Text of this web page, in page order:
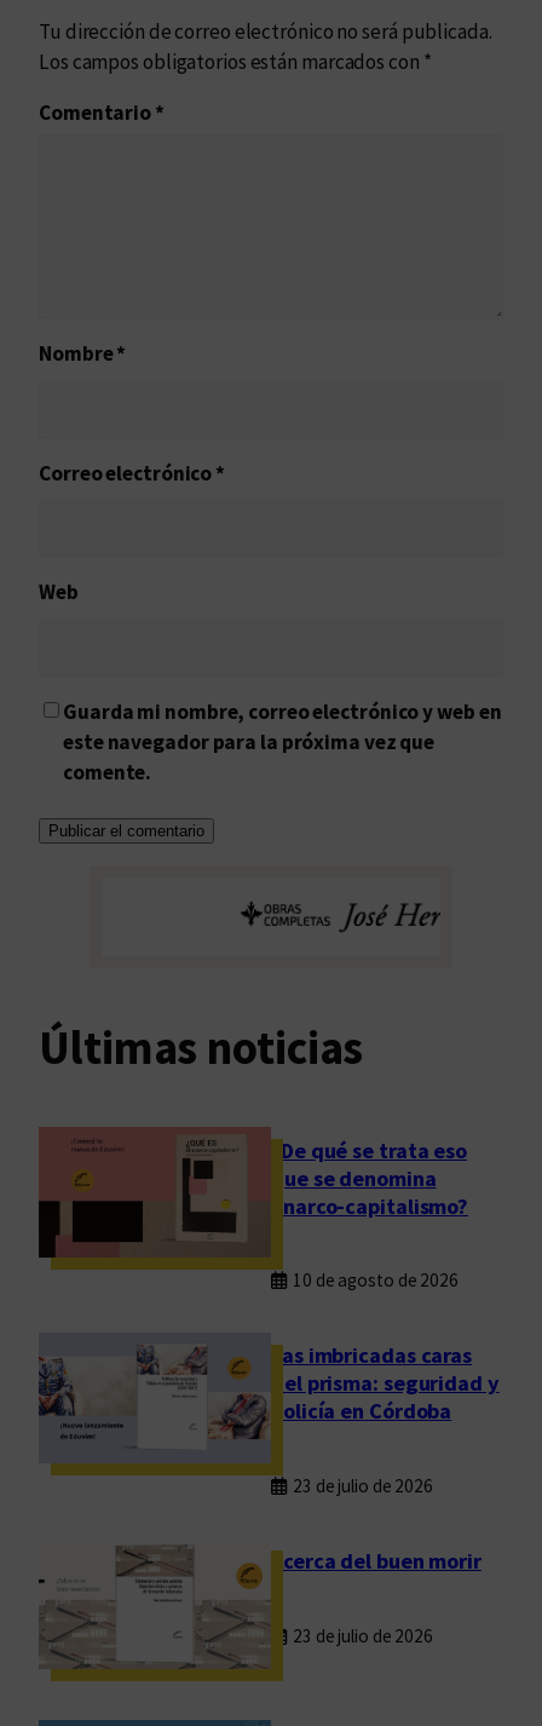
Tu dirección de correo electrónico no será publicada.
Los campos obligatorios están marcados con *
Comentario*
Nombre*
Correo electrónico*
Web
Guarda mi nombre, correo electrónico y web en
este navegador para la próxima vez que
comente.
Últimas noticias
¿De qué se trata eso
que se denomina
anarco-capitalismo?
10 de agosto de 2026
Las imbricadas caras
del prisma: seguridad y
policía en Córdoba
23 de julio de 2026
Acerca del buen morir
23 de julio de 2026